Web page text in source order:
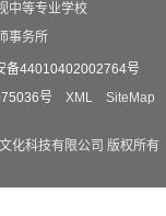
中等专业学校
事务所
备44010402002764号
号 XML SiteMap
化科技有限公司 版权所有